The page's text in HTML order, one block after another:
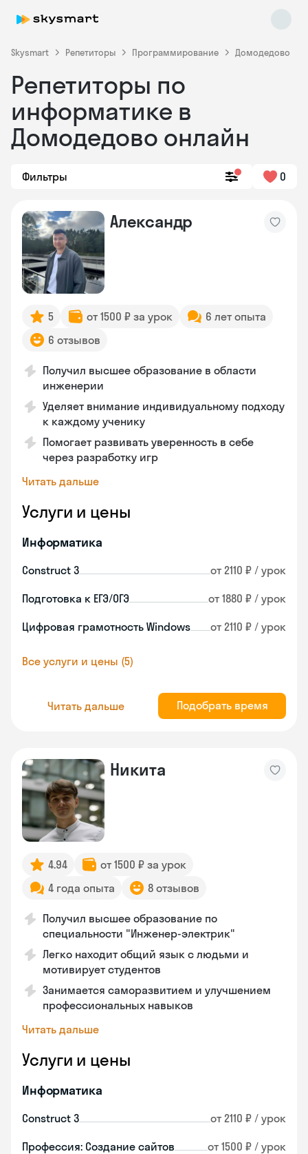
Skysmart Репетиторы Программирование Домодедово
Репетиторы по
информатике в
Домодедово онлайн
Фильтры 0
Александр
5 от 1500 ₽ за урок
6 лет опыта
6 отзывов
Получил высшее образование в области
инженерии
Уделяет внимание индивидуальному подходу
к каждому ученику
Помогает развивать уверенность в себе
через разработку игр
Читать дальше
Услуги и цены
Информатика
Construct 3 от 2110 ₽ / урок
Подготовка к ЕГЭ/ОГЭ от 1880 ₽ / урок
Цифровая грамотность Windows от 2110 ₽ / урок
Все услуги и цены (5)
Читать дальше Подобрать время
Никита
4.94
от 1500 ₽ за урок
4 года опыта
8 отзывов
Получил высшее образование по
специальности "Инженер-электрик"
Легко находит общий язык с людьми и
мотивирует студентов
Занимается саморазвитием и улучшением
профессиональных навыков
Читать дальше
Услуги и цены
Информатика
Construct 3 от 2110 ₽ / урок
Профессия: Создание сайтов от 1500 ₽ / урок
Skysmart Chat